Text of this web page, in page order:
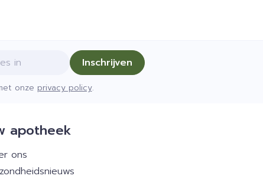
Inschrijven
onze privacy policy.
apotheek
ons